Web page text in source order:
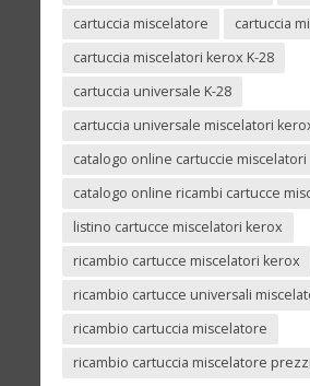
cartuccia miscelatore
cartuccia
cartuccia miscelatori kerox K-28
cartuccia universale K-28
cartuccia universale miscelatori
catalogo online cartuccie miscelatori
catalogo online ricambi cartucce
listino cartucce miscelatori kerox
ricambio cartucce miscelatori kerox
ricambio cartucce universali
ricambio cartuccia miscelatore
ricambio cartuccia miscelatore prezzi